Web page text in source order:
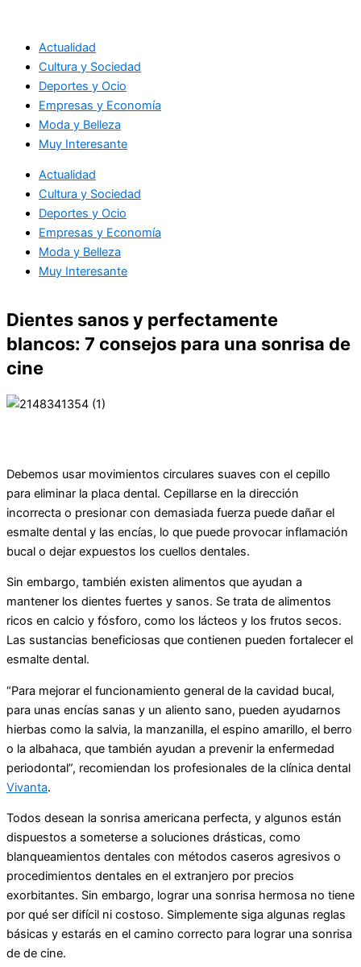
contenidoActualidad
Cultura y Sociedad
Deportes y Ocio
Empresas y Economía
Moda y Belleza
Muy Interesante
Actualidad
Cultura y Sociedad
Deportes y Ocio
Empresas y Economía
Moda y Belleza
Muy Interesante
Dientes sanos y perfectamente
blancos: 7 consejos para una sonrisa de
cine
Debemos usar movimientos circulares suaves con el cepillo
para eliminar la placa dental. Cepillarse en la dirección
incorrecta o presionar con demasiada fuerza puede dañar el
esmalte dental y las encías, lo que puede provocar inflamación
bucal o dejar expuestos los cuellos dentales.
Sin embargo, también existen alimentos que ayudan a
mantener los dientes fuertes y sanos. Se trata de alimentos
ricos en calcio y fósforo, como los lácteos y los frutos secos.
Las sustancias beneficiosas que contienen pueden fortalecer el
esmalte dental.
“Para mejorar el funcionamiento general de la cavidad bucal,
para unas encías sanas y un aliento sano, pueden ayudarnos
hierbas como la salvia, la manzanilla, el espino amarillo, el berro
o la albahaca, que también ayudan a prevenir la enfermedad
periodontal”, recomiendan los profesionales de la clínica dental
Vivanta.
Todos desean la sonrisa americana perfecta, y algunos están
dispuestos a someterse a soluciones drásticas, como
blanqueamientos dentales con métodos caseros agresivos o
procedimientos dentales en el extranjero por precios
exorbitantes. Sin embargo, lograr una sonrisa hermosa no tiene
por qué ser difícil ni costoso. Simplemente siga algunas reglas
básicas y estarás en el camino correcto para lograr una sonrisa
de de cine.